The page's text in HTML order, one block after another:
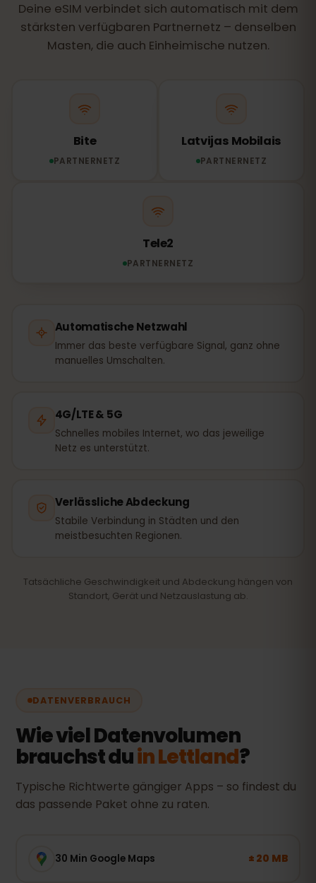
Deine eSIM verbindet sich automatisch mit dem
stärksten verfügbaren Partnernetz – denselben
Masten, die auch Einheimische nutzen.
Bite
PARTNERNETZ
Latvijas Mobilais
PARTNERNETZ
Tele2
PARTNERNETZ
Automatische Netzwahl
Immer das beste verfügbare Signal, ganz ohne
manuelles Umschalten.
4G/LTE & 5G
Schnelles mobiles Internet, wo das jeweilige
Netz es unterstützt.
Verlässliche Abdeckung
Stabile Verbindung in Städten und den
meistbesuchten Regionen.
Tatsächliche Geschwindigkeit und Abdeckung hängen von
Standort, Gerät und Netzauslastung ab.
DATENVERBRAUCH
Wie viel Datenvolumen
brauchst duin Lettland?
Typische Richtwerte gängiger Apps – so findest du
das passende Paket ohne zu raten.
30 Min Google Maps ± 20 MB